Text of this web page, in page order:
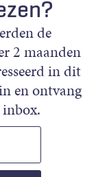
de
2 maanden
in dit
en ontvang